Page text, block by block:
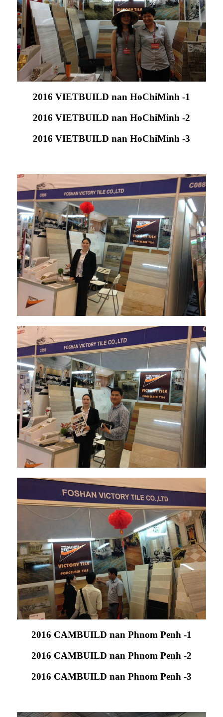
2016 VIETBUILD nan HoChiMinh -1
2016 VIETBUILD nan HoChiMinh -2
2016 VIETBUILD nan HoChiMinh -3
2016 CAMBUILD nan Phnom Penh -1
2016 CAMBUILD nan Phnom Penh -2
2016 CAMBUILD nan Phnom Penh -3